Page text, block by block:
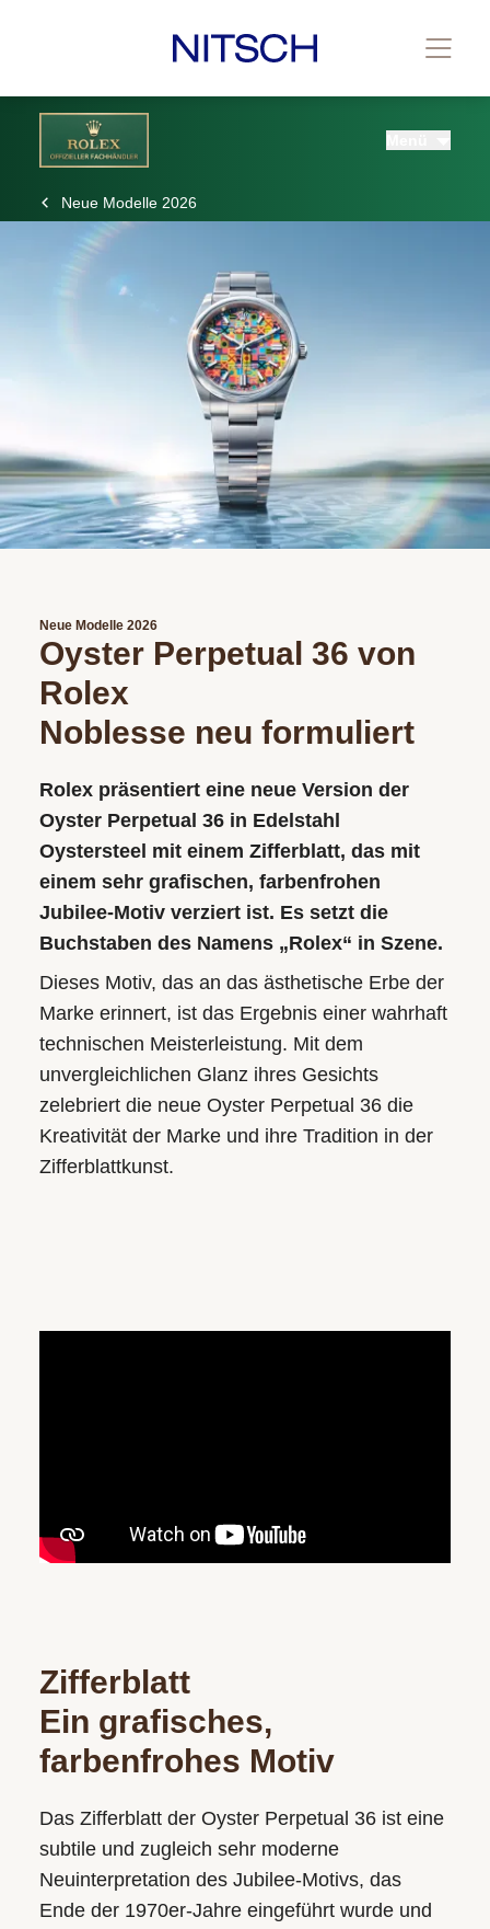
Neue Modelle 2026
Neue Modelle 2026
Oyster Perpetual 36 von
Rolex
Noblesse neu formuliert
Rolex präsentiert eine neue Version der
Oyster Perpetual 36 in Edelstahl
Oystersteel mit einem Zifferblatt, das mit
einem sehr grafischen, farbenfrohen
Jubilee-Motiv verziert ist. Es setzt die
Buchstaben des Namens „Rolex“ in Szene.
Dieses Motiv, das an das ästhetische Erbe der
Marke erinnert, ist das Ergebnis einer wahrhaft
technischen Meisterleistung. Mit dem
unvergleichlichen Glanz ihres Gesichts
zelebriert die neue Oyster Perpetual 36 die
Kreativität der Marke und ihre Tradition in der
Zifferblattkunst.
Zifferblatt
Ein grafisches,
farbenfrohes Motiv
Das Zifferblatt der Oyster Perpetual 36 ist eine
subtile und zugleich sehr moderne
Neuinterpretation des Jubilee-Motivs, das
Ende der 1970er-Jahre eingeführt wurde und